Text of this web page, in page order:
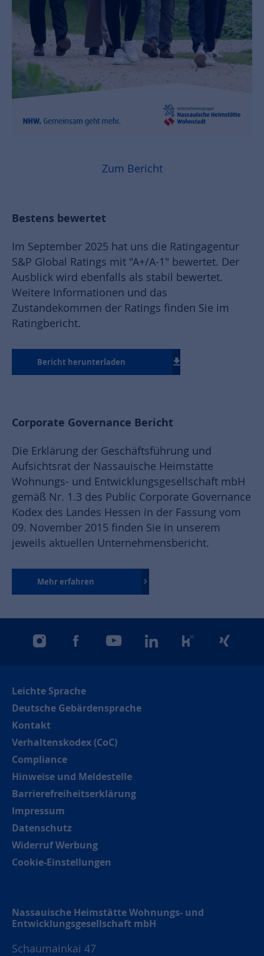
Zum Bericht
Bestens bewertet
Im September 2025 hat uns die Ratingagentur
S&P Global Ratings mit "A+/A-1" bewertet. Der
Ausblick wird ebenfalls als stabil bewertet.
Weitere Informationen und das
Zustandekommen der Ratings finden Sie im
Ratingbericht.
Bericht herunterladen
Corporate Governance Bericht
Die Erklärung der Geschäftsführung und
Aufsichtsrat der Nassauische Heimstätte
Wohnungs- und Entwicklungsgesellschaft mbH
gemäß Nr. 1.3 des Public Corporate Governance
Kodex des Landes Hessen in der Fassung vom
09. November 2015 finden Sie in unserem
jeweils aktuellen Unternehmensbericht.
Mehr erfahren
instagramfacebookyoutubelinkedinkununuxing
Leichte Sprache
Deutsche Gebärdensprache
Kontakt
Verhaltenskodex (CoC)
Compliance
Hinweise und Meldestelle
Barrierefreiheitserklärung
Impressum
Datenschutz
Widerruf Werbung
Cookie-Einstellungen
Nassauische Heimstätte Wohnungs- und
Entwicklungsgesellschaft mbH
Schaumainkai 47